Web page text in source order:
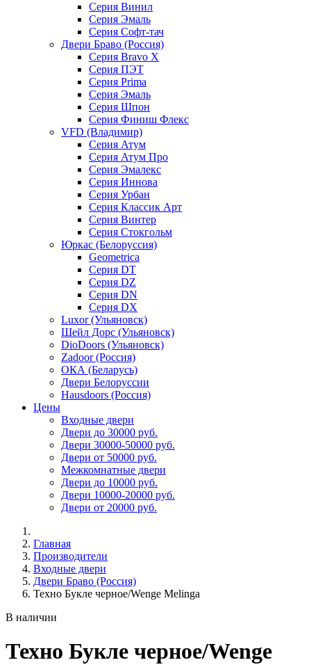
Серия Винил
Серия Эмаль
Серия Софт-тач
Двери Браво (Россия)
Серия Bravo X
Серия ПЭТ
Серия Prima
Серия Эмаль
Серия Шпон
Серия Финиш Флекс
VFD (Владимир)
Серия Атум
Серия Атум Про
Серия Эмалекс
Серия Иннова
Серия Урбан
Серия Классик Арт
Серия Винтер
Серия Стокгольм
Юркас (Белоруссия)
Geometrica
Серия DT
Серия DZ
Серия DN
Серия DX
Luxor (Ульяновск)
Шейл Дорс (Ульяновск)
DioDoors (Ульяновск)
Zadoor (Россия)
ОКА (Беларусь)
Двери Белоруссии
Hausdoors (Россия)
Цены
Входные двери
Двери до 30000 руб.
Двери 30000-50000 руб.
Двери от 50000 руб.
Межкомнатные двери
Двери до 10000 руб.
Двери 10000-20000 руб.
Двери от 20000 руб.
Главная
Производители
Входные двери
Двери Браво (Россия)
Техно Букле черное/Wenge Melinga
В наличии
Техно Букле черное/Wenge